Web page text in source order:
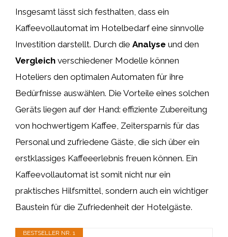
Insgesamt lässt sich festhalten, dass ein
Kaffeevollautomat im Hotelbedarf eine sinnvolle
Investition darstellt. Durch die Analyse und den
Vergleich verschiedener Modelle können
Hoteliers den optimalen Automaten für ihre
Bedürfnisse auswählen. Die Vorteile eines solchen
Geräts liegen auf der Hand: effiziente Zubereitung
von hochwertigem Kaffee, Zeitersparnis für das
Personal und zufriedene Gäste, die sich über ein
erstklassiges Kaffeeerlebnis freuen können. Ein
Kaffeevollautomat ist somit nicht nur ein
praktisches Hilfsmittel, sondern auch ein wichtiger
Baustein für die Zufriedenheit der Hotelgäste.
BESTSELLER NR. 1